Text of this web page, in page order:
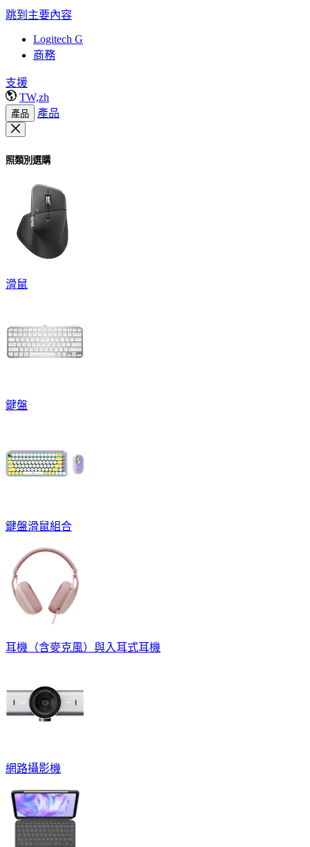
跳到主要內容
Logitech G
商務
支援
TW,zh
產品 產品
照類別選購
滑鼠
鍵盤
鍵盤滑鼠組合
耳機（含麥克風）與入耳式耳機
網路攝影機